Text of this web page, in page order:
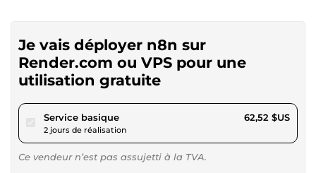
Je vais déployer n8n sur
Render.com ou VPS pour une
utilisation gratuite
Service basiquepour 57,62 $US
2 jours de réalisation
62,52 $US
Ce vendeur n’est pas assujetti à la TVA.